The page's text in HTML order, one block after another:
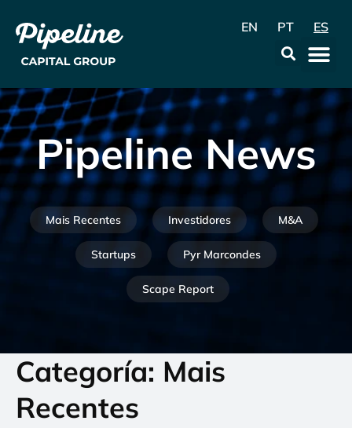
EN PT ES
Pipeline News
Mais Recentes Investidores M&A
Startups Pyr Marcondes
Scape Report
Categoría: Mais
Recentes